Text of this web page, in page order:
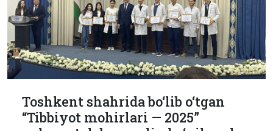
Toshkent shahrida bo‘lib o‘tgan
“Tibbiyot mohirlari — 2025”